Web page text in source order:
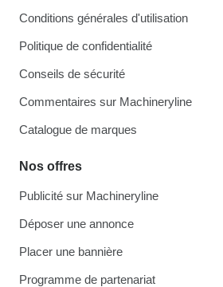
Conditions générales d'utilisation
Politique de confidentialité
Conseils de sécurité
Commentaires sur Machineryline
Catalogue de marques
Nos offres
Publicité sur Machineryline
Déposer une annonce
Placer une bannière
Programme de partenariat